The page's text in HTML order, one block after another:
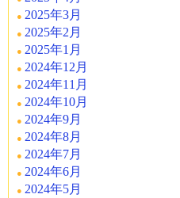
2025年3月
2025年2月
2025年1月
2024年12月
2024年11月
2024年10月
2024年9月
2024年8月
2024年7月
2024年6月
2024年5月